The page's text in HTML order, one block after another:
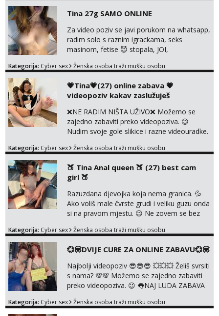
videa, gacice i carapice 🤑 🤬 NE RADIM
UŽIVO🤬 🤬 NE RADIM UŽIVO🤬 🤬 NE
RADIM UŽIVO🤬 🤬 NE RADIM UŽIVO🤬 🤬
NE RADIM UŽIVO🤬...
Tina 27g SAMO ONLINE
Za video poziv se javi porukom na whatsapp,
radim solo s raznim igrackama, seks
masinom, fetise 😈 stopala, JOI,
u svim kombinacijama❗videa raznih na
tipkanje❗radim materijal po želji 😈 Radim
PROVJERU AUTENTIČNOSTI video pozivom
NIŠTA UŽIVO ME NE ZANIMA Čekam te 😘
091 912 3322...
Kategorija: Cyber sex Ženska osoba traži mušku osobu
💗Tina💗(27) online zabava 💗
videopoziv kakav zaslužuješ
❌NE RADIM NIŠTA UŽIVO❌ Možemo se
zajedno zabaviti preko videopoziva. 😉
Nudim svoje gole slikice i razne videouradke.
Whatsapp, Telegram ili Viber. 😎 +385 91 912
me vidjeti na videopozivu. 😉 S vama sam
vec 5 godina. Vaša Tina. 💗 ❌NE RADIM
NIŠTA UŽIVO❌ ❌NE RADIM NIŠTA UŽIVO❌
❌NE RADIM NIŠTA UŽIVO❌ ❌NE ...
Kategorija: Cyber sex Ženska osoba traži mušku osobu
🍑 Tina Anal queen 🍑 (27) best cam
girl 🍑
Razuzdana djevojka koja nema granica. 💦
Ako voliš male čvrste grudi i veliku guzu onda
si na pravom mjestu. 😉 Ne zovem se bez
grubu igru, dominaciju i puno prljavih igrica.
Ponuda videa koju ja nudim nećeš pronaći ni
kod jedne djevojke. U proteklih 5 godina
snimila sam preko 600 videouradaka. Malo je
reći da sam PR...
Kategorija: Cyber sex Ženska osoba traži mušku osobu
💞💟DVIJE CURE ZA ONLINE ZABAVU💞💟
Najbolji videopoziv 😎😎😎 💥💥💥 Želiš svrsiti
s nama? 💯💯 Možemo se zajedno zabaviti
preko videopoziva. 😉 👅NAJ LUDA ZABAVA
pošalji poruku na Whatsapp, Telegram ili
Kategorija: Cyber sex Ženska osoba traži mušku osobu